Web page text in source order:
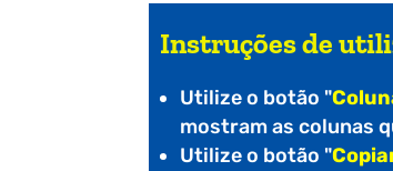
Instruções de
Utilize o botão "
mostram as colunas
Utilize o botão "